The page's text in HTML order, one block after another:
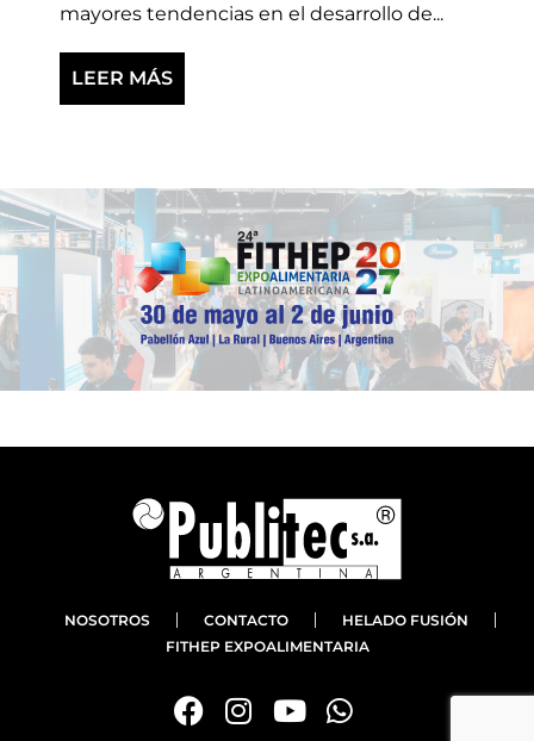
mayores tendencias en el desarrollo de...
LEER MÁS
NOSOTROS CONTACTO
HELADO FUSIÓN
FITHEP EXPOALIMENTARIA